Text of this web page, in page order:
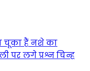
चूका हैं नशे का
पर लगे प्रश्न चिन्ह